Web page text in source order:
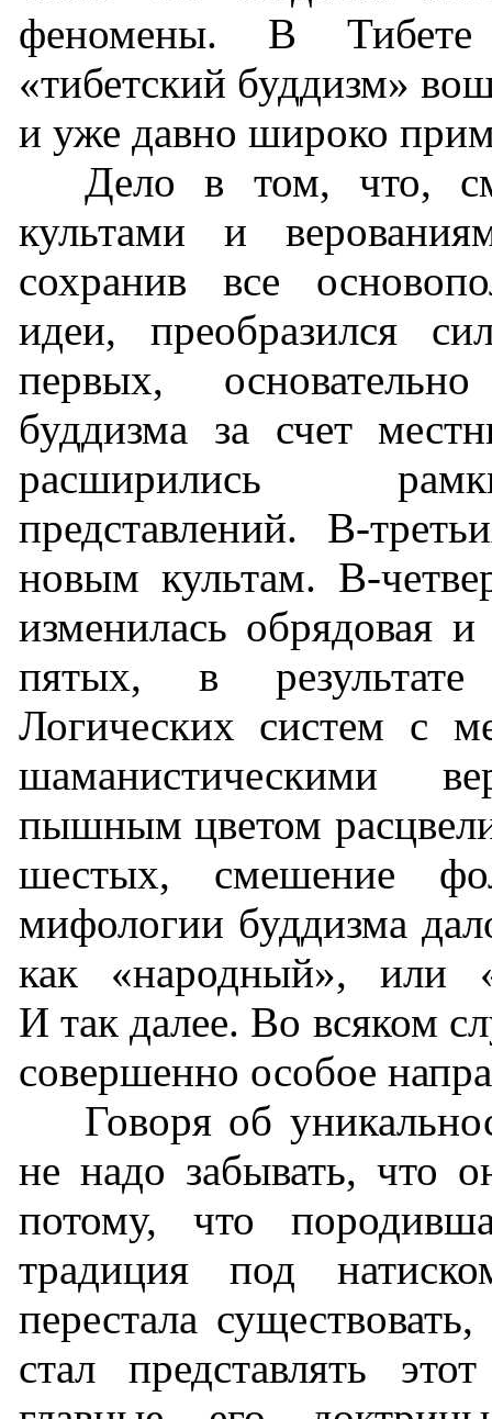
феномены. В
«тибетский буддизм»
и уже давно широко
Дело в том, что,
культами и
сохранив все
идеи, преобразился
первых,
буддизма за счет
расширились
представлений. В-
новым культам. В-
изменилась обрядовая
пятых, в
Логических систем с
шаманистическими
пышным цветом
шестых, смешение
мифологии буддизма
как «народный», или
И так далее. Во всяком
совершенно особое
Говоря об
не надо забывать, что
потому, что
традиция под
перестала
стал представлять